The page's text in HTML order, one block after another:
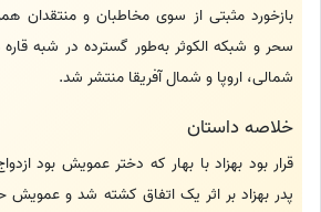
بازخورد مثبتی از سوی مخاطبان و منتقدان
سحر و شبکه الکوثر به‌طور گسترده در شبه قاره
شمالی، اروپا و شمال آفریقا منتشر شد.
خلاصه داستان
قرار بود بهزاد با بهار که دختر عمویش بود
پدر بهزاد بر اثر یک اتفاق کشته شد و عمویش